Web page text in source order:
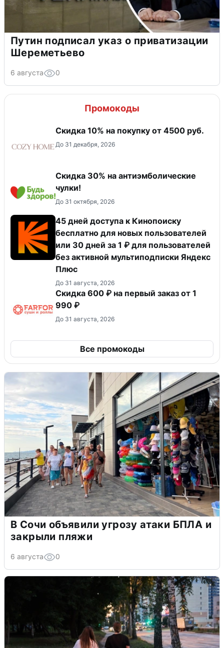
Путин подписал указ о приватизации
Шереметьево
6 августа 0
Промокоды
Скидка 10% на покупку от 4500 руб.
До 31 декабря, 2026
Скидка 30% на антиэмболические
чулки!
До 31 октября, 2026
45 дней доступа к Кинопоиску
бесплатно для новых пользователей
или 30 дней за 1 ₽ для пользователей
без активной мультиподписки Яндекс
Плюс
До 31 августа, 2026
Скидка 600 ₽ на первый заказ от 1
990 ₽
До 31 августа, 2026
Все промокоды
В Сочи объявили угрозу атаки БПЛА и
закрыли пляжи
6 августа 0